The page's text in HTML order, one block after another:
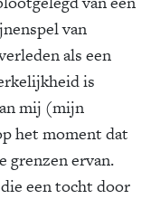
van
als een
is
mij (mijn
het moment dat
grenzen ervan.
een tocht door